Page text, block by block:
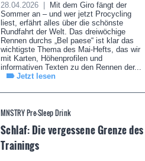
28.04.2026 |
Mit dem Giro fängt der
Sommer an – und wer jetzt Procycling
liest, erfährt alles über die schönste
Rundfahrt der Welt. Das dreiwöchige
Rennen durchs „Bel paese“ ist klar das
wichtigste Thema des Mai-Hefts, das wir
mit Karten, Höhenprofilen und
informativen Texten zu den Rennen der...
Jetzt lesen
MNSTRY Pre-Sleep Drink
Schlaf: Die vergessene Grenze des
Trainings